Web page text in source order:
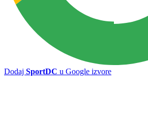
Dodaj SportDC u Google izvore